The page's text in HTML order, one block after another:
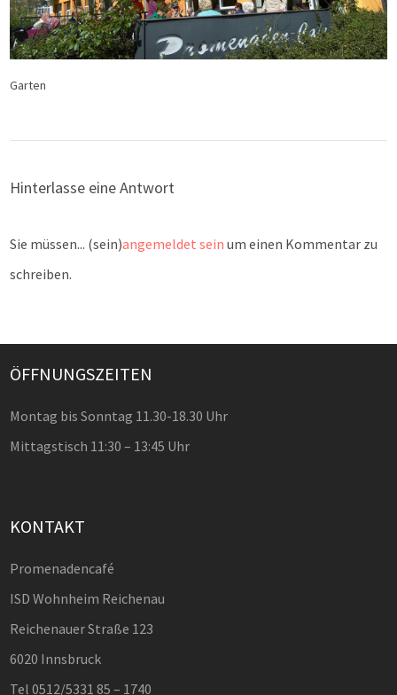
Garten
Hinterlasse eine Antwort
Sie müssen... (sein)angemeldet sein um einen Kommentar zu
schreiben.
ÖFFNUNGSZEITEN
Montag bis Sonntag 11.30-18.30 Uhr
Mittagstisch 11:30 – 13:45 Uhr
KONTAKT
Promenadencafé
ISD Wohnheim Reichenau
Reichenauer Straße 123
6020 Innsbruck
Tel 0512/5331 85 – 1740